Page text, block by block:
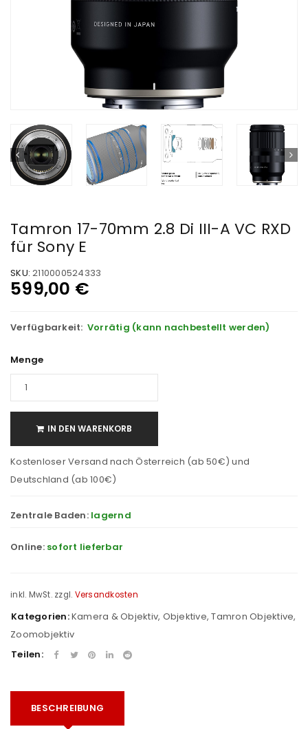
Tamron 17-70mm 2.8 Di III-A VC RXD
für Sony E
SKU: 2110000524333
599,00 €
Verfügbarkeit: Vorrätig (kann nachbestellt werden)
Menge
IN DEN WARENKORB
Kostenloser Versand nach Österreich (ab 50€) und
Deutschland (ab 100€)
Zentrale Baden: lagernd
Online: sofort lieferbar
inkl. MwSt. zzgl. Versandkosten
Kategorien:Kamera & Objektiv, Objektive,Tamron Objektive,
Zoomobjektiv
Teilen:
BESCHREIBUNG